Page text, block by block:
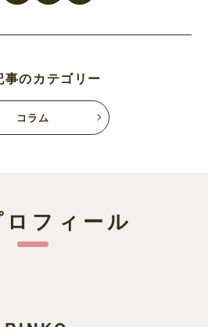
事のカテゴリー
コラム
フィール